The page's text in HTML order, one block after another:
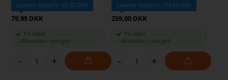
Laveste stykpris: 52,50 DKK
79,95 DKK
På lager
-Afsendes i morgen
- +
Laveste stykpris: 174,69 DKK
259,00 DKK
På lager
Afsendes i morgen
- +